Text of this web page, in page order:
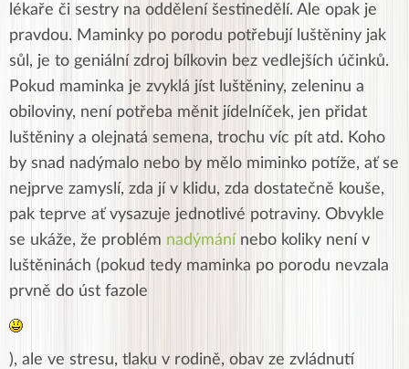
lékaře či sestry na oddělení šestinedělí. Ale opak je
pravdou. Maminky po porodu potřebují luštěniny jak
sůl, je to geniální zdroj bílkovin bez vedlejších účinků.
Pokud maminka je zvyklá jíst luštěniny, zeleninu a
obiloviny, není potřeba měnit jídelníček, jen přidat
luštěniny a olejnatá semena, trochu víc pít atd. Koho
by snad nadýmalo nebo by mělo miminko potíže, ať se
nejprve zamyslí, zda jí v klidu, zda dostatečně kouše,
pak teprve ať vysazuje jednotlivé potraviny. Obvykle
se ukáže, že problém nadýmání nebo koliky není v
luštěninách (pokud tedy maminka po porodu nevzala
prvně do úst fazole
), ale ve stresu, tlaku v rodině, obav ze zvládnutí